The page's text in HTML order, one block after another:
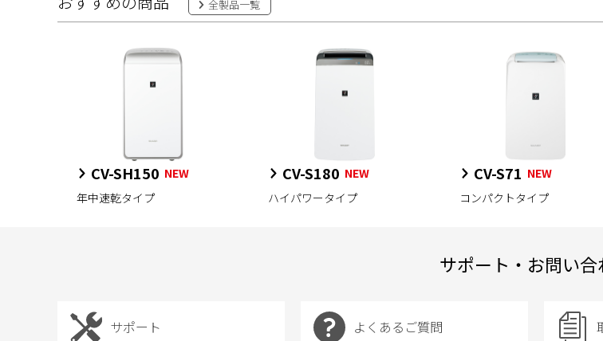
全製品一覧
CV-SH150 NEW
年中速乾タイプ
CV-S180 NEW
ハイパワータイプ
CV-S71 NEW
コンパクトタイプ
サポート・お問い合
サポート よくあるご質問